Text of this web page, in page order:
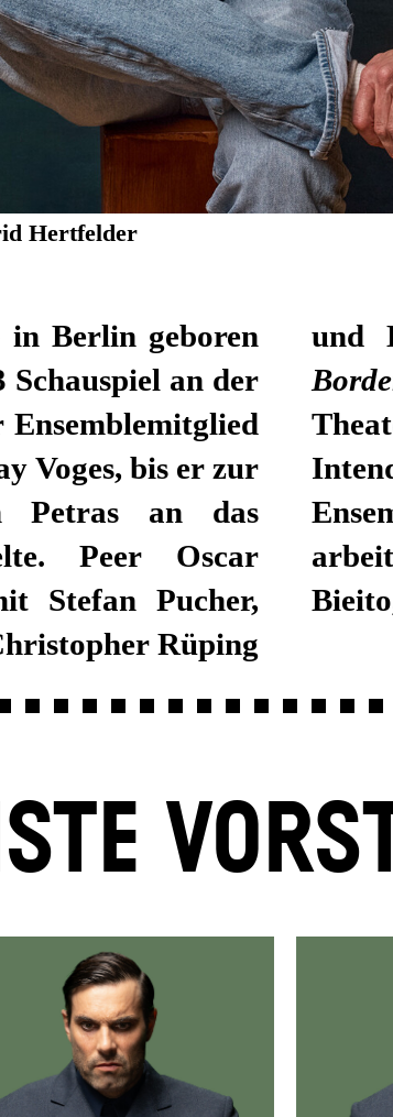
Hertfelder
in Berlin geboren
Schauspiel an der
Voges, bis er zur
Petras an das
Peer Oscar
Stefan Pucher,
Rüping
und